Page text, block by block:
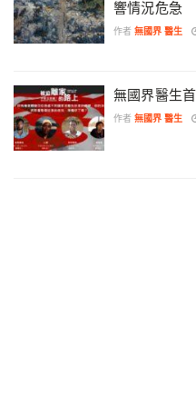
響情況危急
作者 無國界 醫生
無國界醫生
作者 無國界 醫生